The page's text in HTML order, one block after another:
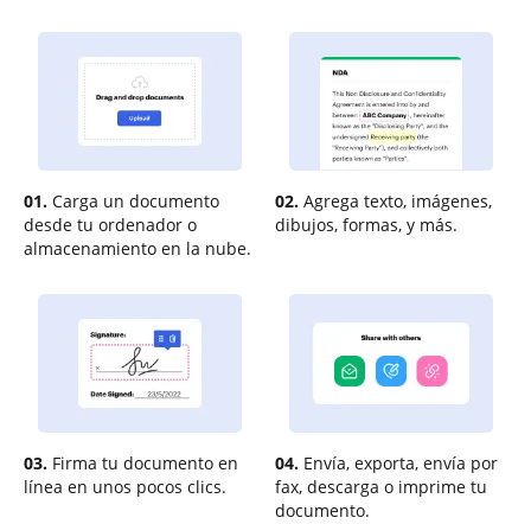
01. Carga un documento
desde tu ordenador o
almacenamiento en la nube.
02. Agrega texto, imágenes,
dibujos, formas, y más.
03. Firma tu documento en
línea en unos pocos clics.
04. Envía, exporta, envía por
fax, descarga o imprime tu
documento.